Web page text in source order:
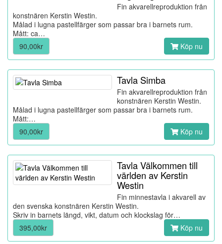
Fin akvarellreproduktion från
konstnären Kerstin Westin.
Målad i lugna pastellfärger som passar bra i barnets rum.
Mått: ca…
90,00kr
Köp nu
Tavla Simba
Fin akvarellreproduktion från
konstnären Kerstin Westin.
Målad i lugna pastellfärger som passar bra i barnets rum.
Mått:…
90,00kr
Köp nu
Tavla Välkommen till
världen av Kerstin
Westin
Fin minnestavla i akvarell av
den svenska konstnären Kerstin Westin.
Skriv in barnets längd, vikt, datum och klockslag för…
395,00kr
Köp nu